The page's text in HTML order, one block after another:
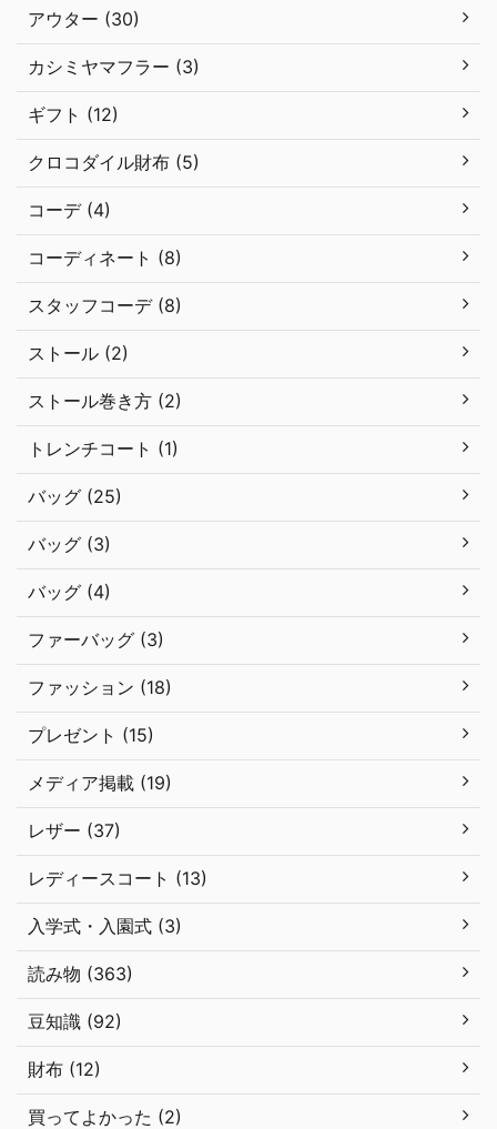
アウター (30)
カシミヤマフラー (3)
ギフト (12)
クロコダイル財布 (5)
コーデ (4)
コーディネート (8)
スタッフコーデ (8)
ストール (2)
ストール巻き方 (2)
トレンチコート (1)
バッグ (25)
バッグ (3)
バッグ (4)
ファーバッグ (3)
ファッション (18)
プレゼント (15)
メディア掲載 (19)
レザー (37)
レディースコート (13)
入学式・入園式 (3)
読み物 (363)
豆知識 (92)
財布 (12)
買ってよかった (2)